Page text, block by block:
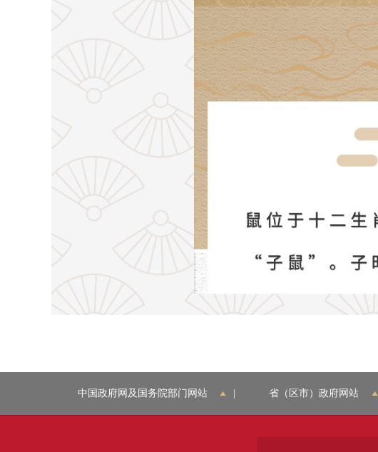
中国政府网及国务院部门网站 省（区市）政府网站